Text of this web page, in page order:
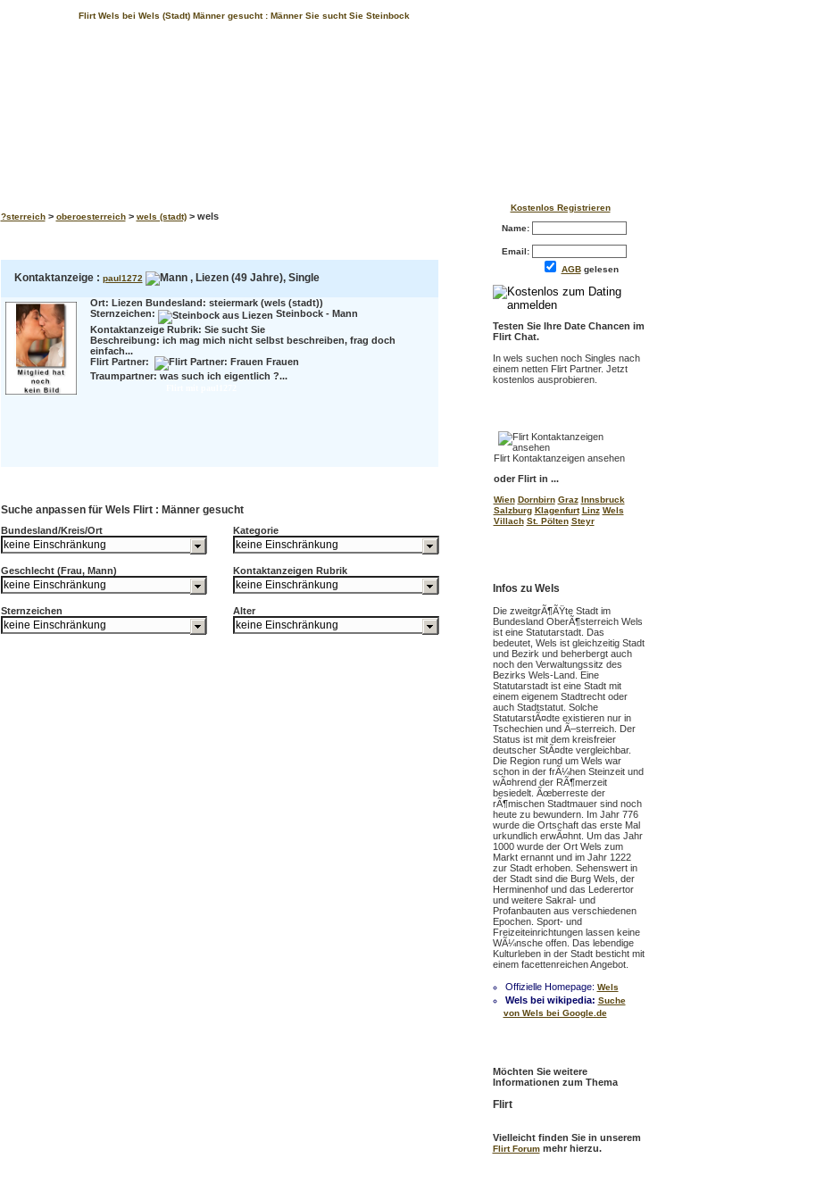
Flirt Wels bei Wels (Stadt) Männer gesucht : Männer Sie sucht Sie Steinbock
Kostenlos Registrieren
Name:
Email:
AGBgelesen
Testen Sie Ihre Date Chancen im
Flirt Chat.
In wels suchen noch Singles nach
einem netten Flirt Partner. Jetzt
kostenlos ausprobieren.
Flirt Kontaktanzeigen ansehen
oder Flirt in ...
Wien Dornbirn Graz Innsbruck
Salzburg Klagenfurt Linz Wels
Villach St. Pölten Steyr
Infos zu Wels
Die zweitgrÃ¶ÃŸte Stadt im
Bundesland OberÃ¶sterreich Wels
ist eine Statutarstadt. Das
bedeutet, Wels ist gleichzeitig Stadt
und Bezirk und beherbergt auch
noch den Verwaltungssitz des
Bezirks Wels-Land. Eine
Statutarstadt ist eine Stadt mit
einem eigenem Stadtrecht oder
auch Stadtstatut. Solche
StatutarstÃ¤dte existieren nur in
Tschechien und Ã–sterreich. Der
Status ist mit dem kreisfreier
deutscher StÃ¤dte vergleichbar.
Die Region rund um Wels war
schon in der frÃ¼hen Steinzeit und
wÃ¤hrend der RÃ¶merzeit
besiedelt. Ãœberreste der
rÃ¶mischen Stadtmauer sind noch
heute zu bewundern. Im Jahr 776
wurde die Ortschaft das erste Mal
urkundlich erwÃ¤hnt. Um das Jahr
1000 wurde der Ort Wels zum
Markt ernannt und im Jahr 1222
zur Stadt erhoben. Sehenswert in
der Stadt sind die Burg Wels, der
Herminenhof und das Lederertor
und weitere Sakral- und
Profanbauten aus verschiedenen
Epochen. Sport- und
Freizeiteinrichtungen lassen keine
WÃ¼nsche offen. Das lebendige
Kulturleben in der Stadt besticht mit
einem facettenreichen Angebot.
Offizielle Homepage: Wels
Wels bei wikipedia: Suche
von Wels bei Google.de
Möchten Sie weitere
Informationen zum Thema
Flirt
Vielleicht finden Sie in unserem
Flirt Forummehr hierzu.
?sterreich> oberoesterreich> wels (stadt)> wels
Kontaktanzeige : paul1272 , Liezen (49 Jahre), Single
Ort: Liezen Bundesland: steiermark (wels (stadt))
Sternzeichen:
Steinbock - Mann
Kontaktanzeige Rubrik: Sie sucht Sie
Beschreibung: ich mag mich nicht selbst beschreiben, frag doch
einfach...
Flirt Partner:
Frauen
Traumpartner: was such ich eigentlich ?...
Suche anpassen für Wels Flirt : Männer gesucht
Bundesland/Kreis/Ort Kategorie
Geschlecht (Frau, Mann) Kontaktanzeigen Rubrik
Sternzeichen Alter